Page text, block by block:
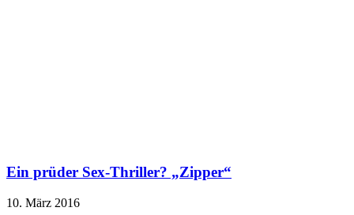
Ein prüder Sex-Thriller? „Zipper“
10. März 2016